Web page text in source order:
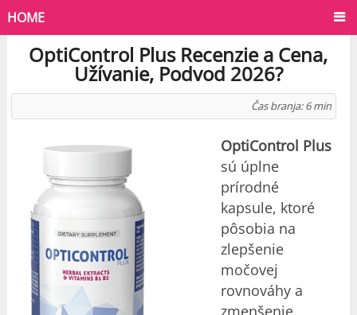
HOME
OptiControl Plus Recenzie a Cena,
Užívanie, Podvod 2026?
Čas branja: 6 min
OptiControl Plus
sú úplne
prírodné
kapsule, ktoré
pôsobia na
zlepšenie
močovej
rovnováhy a
zmenšenie